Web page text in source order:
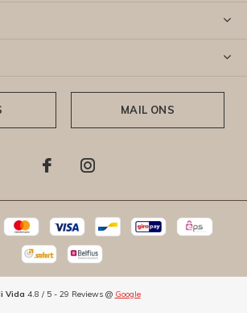
MAIL ONS
Vida 4.8 / 5- 29 Reviews @ Google